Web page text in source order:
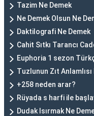
Tazim Ne Demek
Ne Demek Olsun Ne
Daktilografi Ne Demek
Cahit Sıtkı Tarancı
Euphoria 1 sezon
Tuzlunun Zıt
+258 neden arar?
Rüyada s harfi ile
Dudak Isırmak Ne